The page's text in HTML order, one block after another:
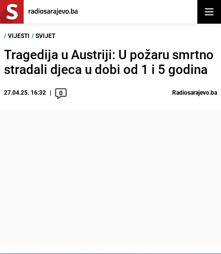
/ VIJESTI / SVIJET
Tragedija u Austriji: U požaru smrtno
stradali djeca u dobi od 1 i 5 godina
27.04.25. 16:32 0 Radiosarajevo.ba